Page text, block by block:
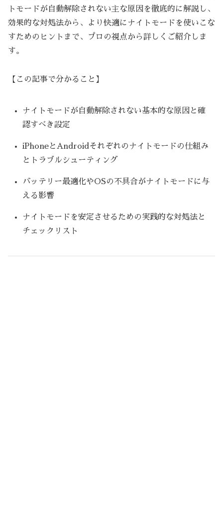
トモードが自動解除されない主な原因を徹底的に解説し、
効果的な対処法から、より快適にナイトモードを使いこな
すためのヒントまで、プロの視点から詳しくご紹介しま
す。
【この記事で分かること】
ナイトモードが自動解除されない基本的な原因と確
認すべき設定
iPhoneとAndroidそれぞれのナイトモードの仕組み
とトラブルシューティング
バッテリー最適化やOSの不具合がナイトモードに与
える影響
ナイトモードを安定させるための実践的な対処法と
チェックリスト